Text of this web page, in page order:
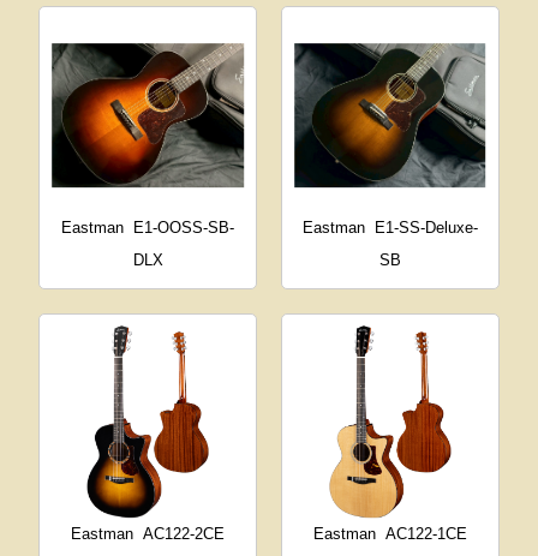
Eastman E1-OOSS-SB-
DLX
Eastman
E1-SS-Deluxe-
SB
Eastman AC122-2CE
Eastman AC122-1CE